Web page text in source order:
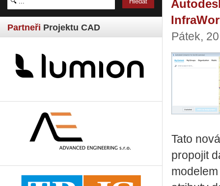
Partneři Projektu CAD
Pátek,
Tato
propojit